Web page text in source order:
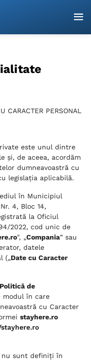
CARACTER PERSONAL
este unul dintre
și, de aceea, acordăm
dumneavoastră cu
legislația aplicabilă.
în Municipiul
4, Bloc 14,
la Oficiul
2022, cod unic de
", „Compania” sau
datele
(„Date cu Caracter
Politică de
modul în care
cu Caracter
stayhere.ro
nu sunt definiți în